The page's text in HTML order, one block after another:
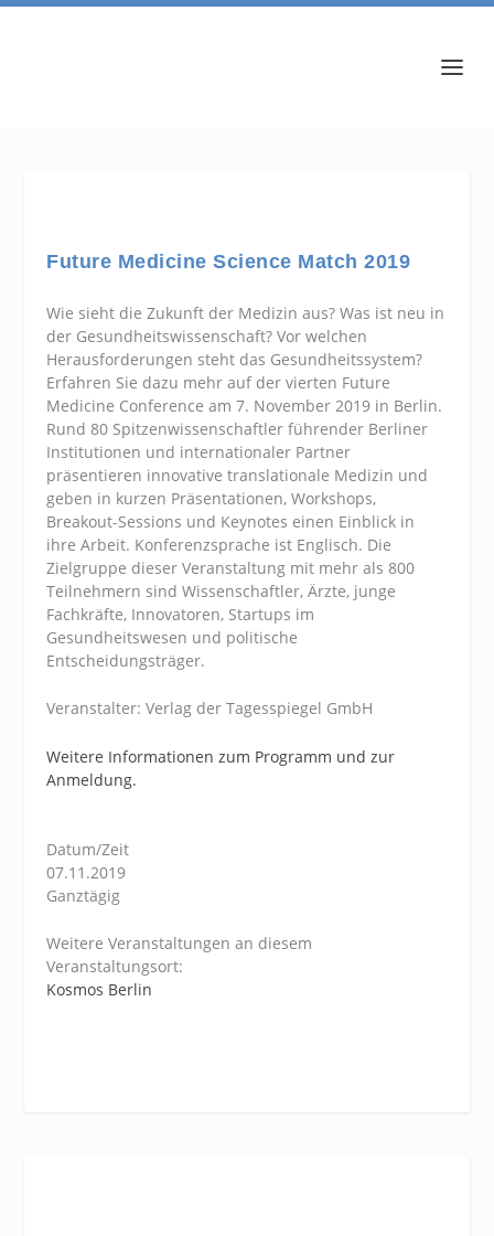
Future Medicine Science Match 2019
Wie sieht die Zukunft der Medizin aus? Was ist neu in
der Gesundheitswissenschaft? Vor welchen
Herausforderungen steht das Gesundheitssystem?
Erfahren Sie dazu mehr auf der vierten Future
Medicine Conference am 7. November 2019 in Berlin.
Rund 80 Spitzenwissenschaftler führender Berliner
Institutionen und internationaler Partner
präsentieren innovative translationale Medizin und
geben in kurzen Präsentationen, Workshops,
Breakout-Sessions und Keynotes einen Einblick in
ihre Arbeit. Konferenzsprache ist Englisch. Die
Zielgruppe dieser Veranstaltung mit mehr als 800
Teilnehmern sind Wissenschaftler, Ärzte, junge
Fachkräfte, Innovatoren, Startups im
Gesundheitswesen und politische
Entscheidungsträger.
Veranstalter: Verlag der Tagesspiegel GmbH
Weitere Informationen zum Programm und zur
Anmeldung.
Datum/Zeit
07.11.2019
Ganztägig
Weitere Veranstaltungen an diesem
Veranstaltungsort:
Kosmos Berlin